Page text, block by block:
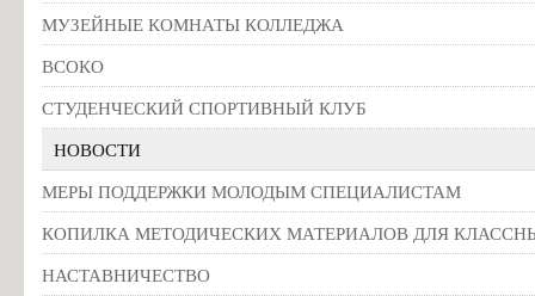
МУЗЕЙНЫЕ КОМНАТЫ КОЛЛЕДЖА
ВСОКО
СТУДЕНЧЕСКИЙ СПОРТИВНЫЙ КЛУБ
НОВОСТИ
МЕРЫ ПОДДЕРЖКИ МОЛОДЫМ СПЕЦИАЛИСТАМ
КОПИЛКА МЕТОДИЧЕСКИХ МАТЕРИАЛОВ ДЛЯ
НАСТАВНИЧЕСТВО